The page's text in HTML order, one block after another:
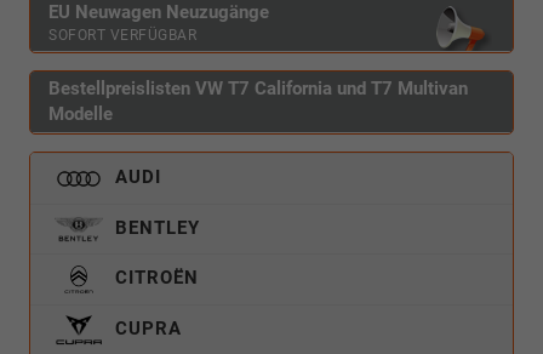
EU Neuwagen Neuzugänge
SOFORT VERFÜGBAR
Bestellpreislisten VW T7 California und T7 Multivan
Modelle
AUDI
BENTLEY
CITROËN
CUPRA